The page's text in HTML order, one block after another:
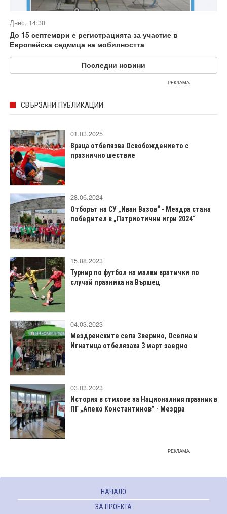
Днес, 14:30
До 15 септември е регистрацията за участие в
Европейска седмица на мобилността
Последни новини
РЕКЛАМА
СВЪРЗАНИ ПУБЛИКАЦИИ
01.03.2025
Враца отбелязва Освобождението с
празнично шествие
28.06.2024
Отборът на СУ „Иван Вазов“ - Мездра стана
победител в „Патриотични игри 2024“
15.08.2023
Турнир по футбол на малки вратички по
случай празника на Вършец
04.03.2023
Мездренските села Зверино, Оселна и
Игнатица отбелязаха 3 март заедно
03.03.2023
История в стихове за Националния празник в
ПГ „Алеко Константинов” - Мездра
РЕКЛАМА
НАЧАЛО
ЗА ПРОЕКТА